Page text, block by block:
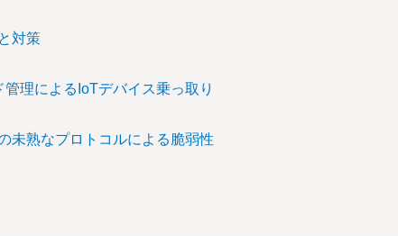
対策
理によるIoTデバイス乗っ取り
未熟なプロトコルによる脆弱性